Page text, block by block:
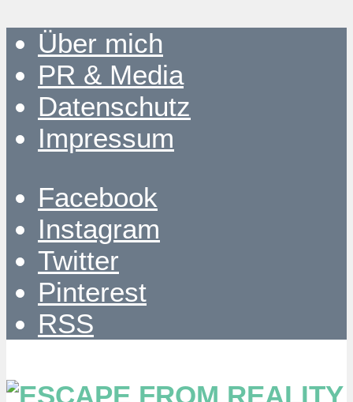
Über mich
PR & Media
Datenschutz
Impressum
Facebook
Instagram
Twitter
Pinterest
RSS